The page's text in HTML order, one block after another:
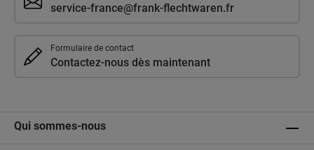
service-france@frank-flechtwaren.fr
Formulaire de contact
Contactez-nous dès maintenant
Qui sommes-nous